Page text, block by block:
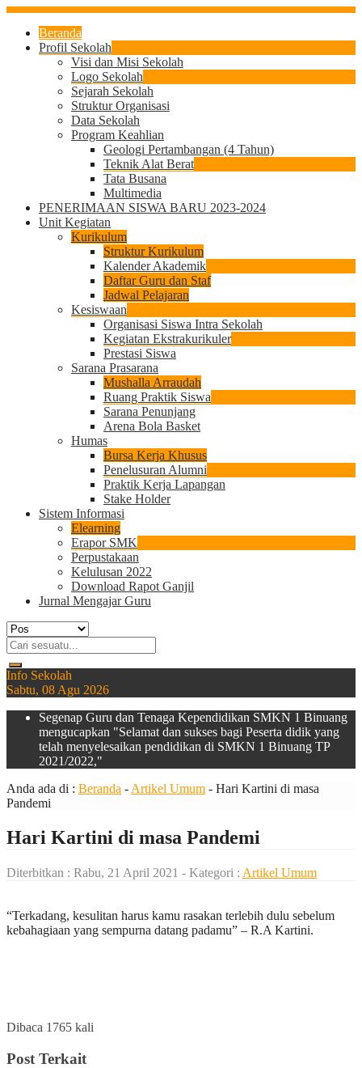
Beranda
Profil Sekolah
Visi dan Misi Sekolah
Logo Sekolah
Sejarah Sekolah
Struktur Organisasi
Data Sekolah
Program Keahlian
Geologi Pertambangan (4 Tahun)
Teknik Alat Berat
Tata Busana
Multimedia
PENERIMAAN SISWA BARU 2023-2024
Unit Kegiatan
Kurikulum
Struktur Kurikulum
Kalender Akademik
Daftar Guru dan Staf
Jadwal Pelajaran
Kesiswaan
Organisasi Siswa Intra Sekolah
Kegiatan Ekstrakurikuler
Prestasi Siswa
Sarana Prasarana
Mushalla Arraudah
Ruang Praktik Siswa
Sarana Penunjang
Arena Bola Basket
Humas
Bursa Kerja Khusus
Penelusuran Alumni
Praktik Kerja Lapangan
Stake Holder
Sistem Informasi
Elearning
Erapor SMK
Perpustakaan
Kelulusan 2022
Download Rapot Ganjil
Jurnal Mengajar Guru
Info Sekolah
Sabtu, 08 Agu 2026
Segenap Guru dan Tenaga Kependidikan SMKN 1 Binuang
mengucapkan "Selamat dan sukses bagi Peserta didik yang
telah menyelesaikan pendidikan di SMKN 1 Binuang TP
2021/2022,"
Anda ada di : Beranda - Artikel Umum - Hari Kartini di masa
Pandemi
Hari Kartini di masa Pandemi
Diterbitkan : Rabu, 21 April 2021 - Kategori : Artikel Umum
“Terkadang, kesulitan harus kamu rasakan terlebih dulu sebelum
kebahagiaan yang sempurna datang padamu” – R.A Kartini.
Dibaca 1765 kali
Post Terkait